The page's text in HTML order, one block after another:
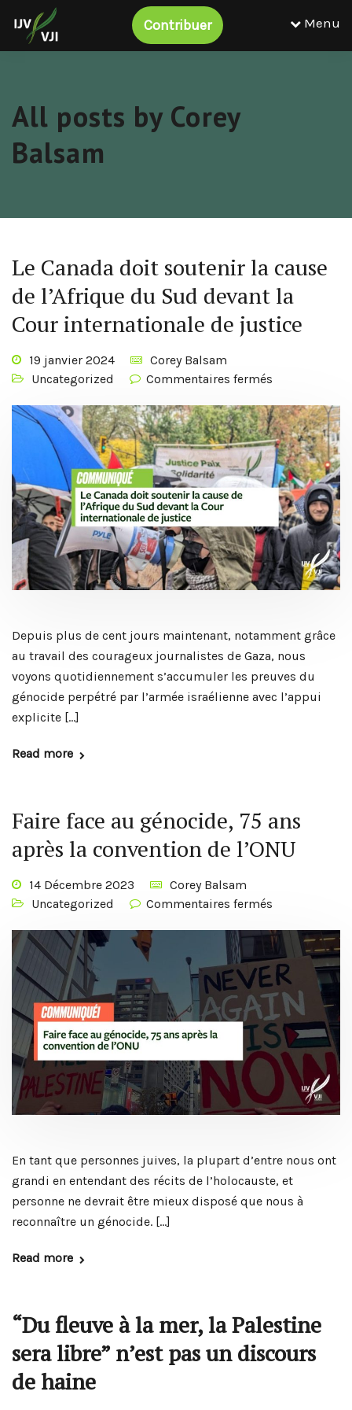
Contribuer Menu
All posts by Corey
Balsam
Le Canada doit soutenir la cause
de l’Afrique du Sud devant la
Cour internationale de justice
19 janvier 2024
Corey Balsam
Uncategorized
Commentaires fermés
Depuis plus de cent jours maintenant, notamment grâce
au travail des courageux journalistes de Gaza, nous
voyons quotidiennement s’accumuler les preuves du
génocide perpétré par l’armée israélienne avec l’appui
explicite […]
Read more
Faire face au génocide, 75 ans
après la convention de l’ONU
14 Décembre 2023
Corey Balsam
Uncategorized
Commentaires fermés
En tant que personnes juives, la plupart d’entre nous ont
grandi en entendant des récits de l’holocauste, et
personne ne devrait être mieux disposé que nous à
reconnaître un génocide. […]
Read more
“Du fleuve à la mer, la Palestine
sera libre” n’est pas un discours
de haine